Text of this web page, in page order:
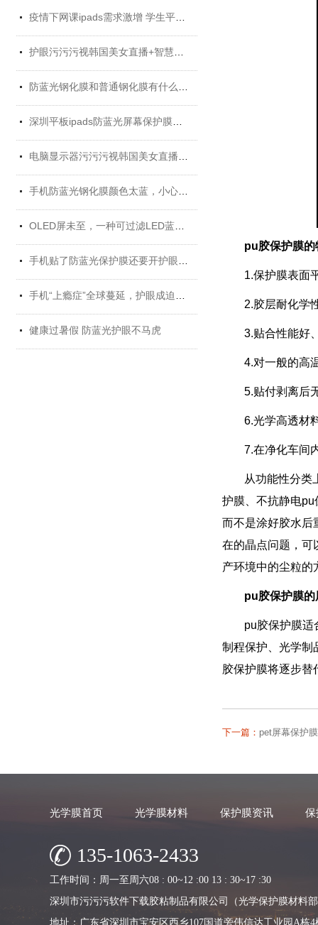
疫情下网课ipads需求激增 学生平板护眼贴膜找哪家好？
深圳平板ipads防蓝光屏幕保护膜定制厂家
手机防蓝光钢化膜颜色太蓝，小心买了假货！
OLED屏未至，一种可过滤LED蓝光的污污污视韩国美女直播材料发挥重要...
健康过暑假 防蓝光护眼不马虎
pu胶保护膜的特
1.保护膜表面平
2.胶层耐化学性
3.贴合性能好
4.对一般的高
5.贴付剥离后无
6.光学高透材料
7.在净化车间内生
从功能性分类
护膜、不抗静
而不是涂好胶水后
在的晶点问题，
产环境中的尘粒的
pu胶保护膜的
pu胶保护膜适
制程保护、光学制
胶保护膜将逐步替
下一篇： pet屏幕保护
光学膜首页 光学膜材料 保护膜资讯 保
135-1063-2433
工作时间：周一至周六08 : 00~12 :00 13 : 30~17 :30
深圳市污污污软件下载胶粘制品有限公司（光学保护膜材料
地址：广东省深圳市宝安区西乡107国道旁伟信达工业园A栋4